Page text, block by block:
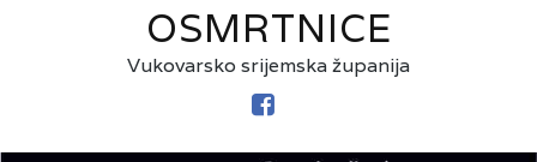
OSMRTNICE
Vukovarsko srijemska županija